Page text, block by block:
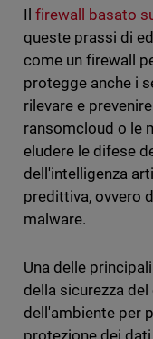
Il firewall basato
queste prassi di
come un firewall
protegge anche i
rilevare e
ransomcloud o le
eludere le difese
dell'intelligenza
predittiva, ovvero
malware.
Una delle
della sicurezza
dell'ambiente per